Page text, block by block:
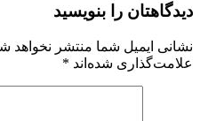
دیدگاهتان را بنویسید
نشانی ایمیل شما منتشر نخواهد
علامت‌گذاری شده‌اند *